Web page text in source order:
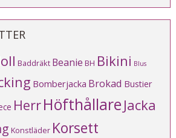
Baddräkt Beanie BH Bikini Blus
Bomberjacka Brokad Bustier
HerrHöfthållare Jacka
Konstläder Korsett